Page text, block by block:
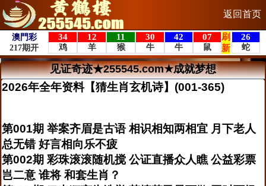
返回首页
见证奇迹★255545.com★成就梦想
2026年全年资料【猜生肖玄机诗】(001-365)
第001期 举案齐眉是古语 相识相知两相宜 月下老人
总无错 好言相向乐不疲
第002期 彩珠滚滚随机搅 公证直播众人瞧 公益彩票
岂二意 谁将 和套生肖？